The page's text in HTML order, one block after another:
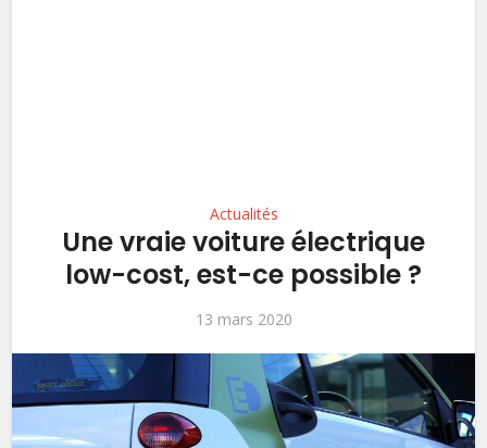
Actualités
Une vraie voiture électrique
low-cost, est-ce possible ?
13 mars 2020